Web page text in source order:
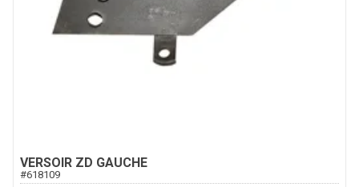
VERSOIR ZD GAUCHE
#618109